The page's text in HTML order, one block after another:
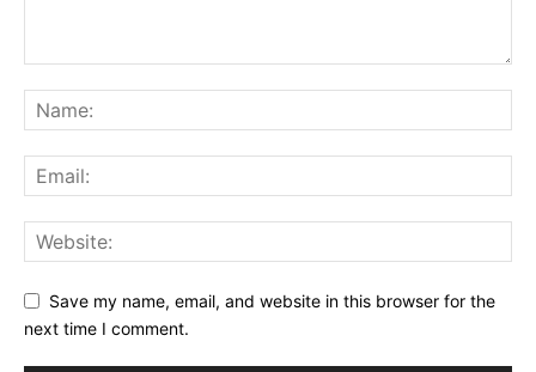
Save my name, email, and website in this browser for the
next time I comment.